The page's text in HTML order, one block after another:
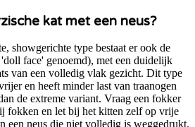
kat met een neus?
showgerichte type bestaat er ook de
face' genoemd), met een duidelijk
van een volledig vlak gezicht. Dit type
en heeft minder last van traanogen
de extreme variant. Vraag een fokker
fokken en let bij het kitten zelf op vrije
een neus die niet volledig is weggedrukt.